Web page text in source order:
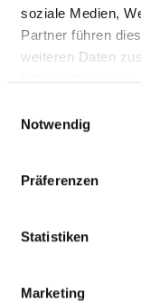
soziale Medien,
Partner führen
weiteren Daten
Notwendig
Präferenzen
Statistiken
Marketing
In-patient care
Prevailing
GROUP